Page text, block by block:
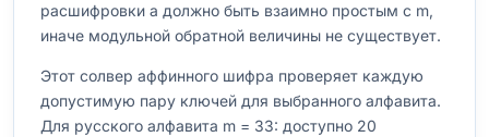
расшифровки a должно быть взаимно простым с m,
иначе модульной обратной величины не существует.
Этот солвер аффинного шифра проверяет каждую
допустимую пару ключей для выбранного алфавита.
Для русского алфавита m = 33: доступно 20